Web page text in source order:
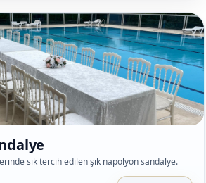
sık tercih edilen şık napolyon sandalye.